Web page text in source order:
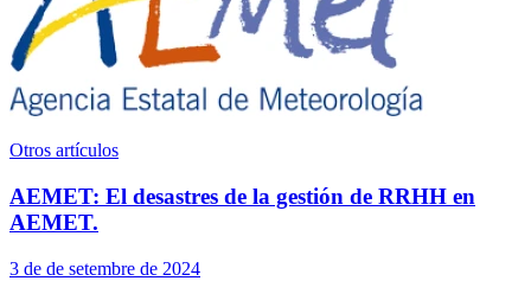
Otros artículos
AEMET: El desastres de la gestión de RRHH en
AEMET.
3 de de setembre de 2024